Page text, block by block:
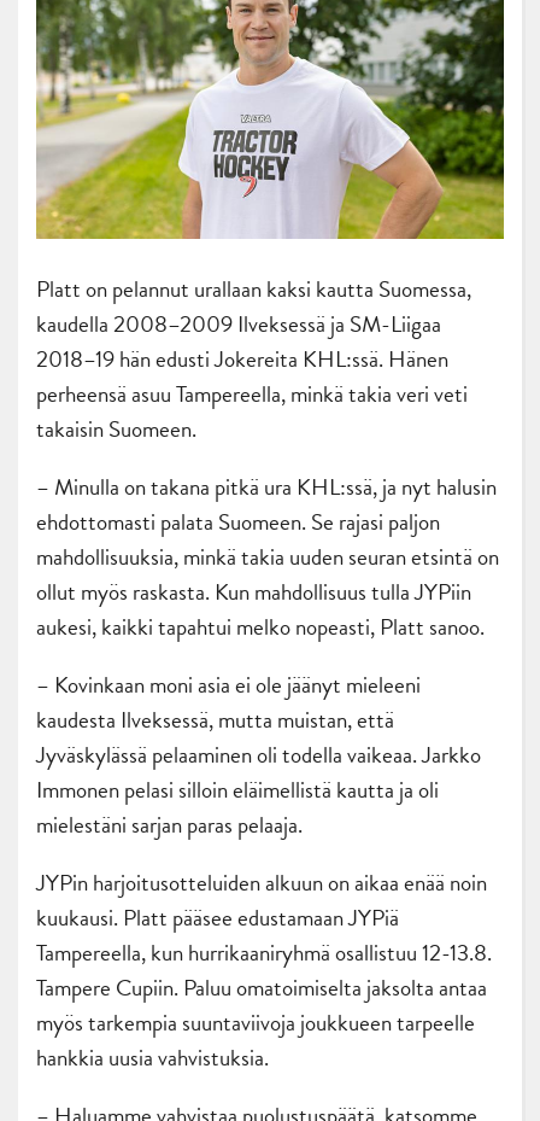
Platt on pelannut urallaan kaksi kautta Suomessa,
kaudella 2008–2009 Ilveksessä ja SM-Liigaa
2018–19 hän edusti Jokereita KHL:ssä. Hänen
perheensä asuu Tampereella, minkä takia veri veti
takaisin Suomeen.
– Minulla on takana pitkä ura KHL:ssä, ja nyt halusin
ehdottomasti palata Suomeen. Se rajasi paljon
mahdollisuuksia, minkä takia uuden seuran etsintä on
ollut myös raskasta. Kun mahdollisuus tulla JYPiin
aukesi, kaikki tapahtui melko nopeasti, Platt sanoo.
– Kovinkaan moni asia ei ole jäänyt mieleeni
kaudesta Ilveksessä, mutta muistan, että
Jyväskylässä pelaaminen oli todella vaikeaa. Jarkko
Immonen pelasi silloin eläimellistä kautta ja oli
mielestäni sarjan paras pelaaja.
JYPin harjoitusotteluiden alkuun on aikaa enää noin
kuukausi. Platt pääsee edustamaan JYPiä
Tampereella, kun hurrikaaniryhmä osallistuu 12-13.8.
Tampere Cupiin. Paluu omatoimiselta jaksolta antaa
myös tarkempia suuntaviivoja joukkueen tarpeelle
hankkia uusia vahvistuksia.